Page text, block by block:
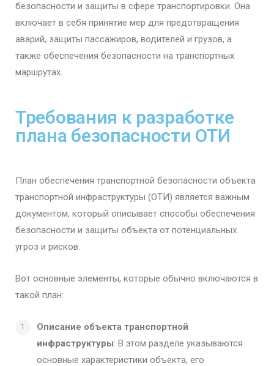
безопасности и защиты в сфере транспортировки. Она
включает в себя принятие мер для предотвращения
аварий, защиты пассажиров, водителей и грузов, а
также обеспечения безопасности на транспортных
маршрутах.
Требования к разработке
плана безопасности ОТИ
План обеспечения транспортной безопасности объекта
транспортной инфраструктуры (ОТИ) является важным
документом, который описывает способы обеспечения
безопасности и защиты объекта от потенциальных
угроз и рисков.
Вот основные элементы, которые обычно включаются в
такой план:
Описание объекта транспортной
инфраструктуры: В этом разделе указываются
основные характеристики объекта, его